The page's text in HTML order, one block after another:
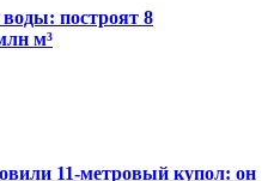
построят 8
м³
11-метровый купол: он